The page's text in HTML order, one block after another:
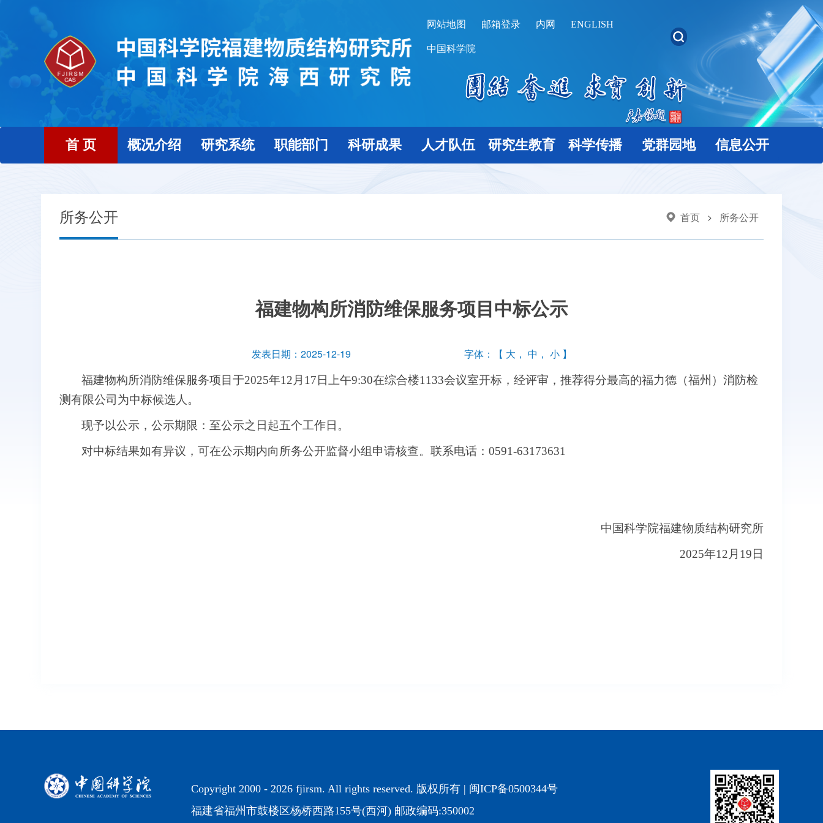
网站地图 邮箱登录 内网 ENGLISH
中国科学院
首 页 概况介绍 研究系统 职能部门 科研成果 人才队伍 研究生教育 科学传播 党群园地 信息公开
所务公开 首页 > 所务公开
福建物构所消防维保服务项目中标公示
发表日期：2025-12-19 字体：【 大 ， 中 ， 小】
福建物构所消防维保服务项目于2025年12月17日上午9:30在综合楼1133会议室开标，经评审，推荐得分最高的福力德（福州）消防检
测有限公司为中标候选人。
现予以公示，公示期限：至公示之日起五个工作日。
对中标结果如有异议，可在公示期内向所务公开监督小组申请核查。联系电话：0591-63173631
中国科学院福建物质结构研究所
2025年12月19日
Copyright 2000 - 2026 fjirsm. All rights reserved. 版权所有 | 闽ICP备0500344号
福建省福州市鼓楼区杨桥西路155号(西河) 邮政编码:350002